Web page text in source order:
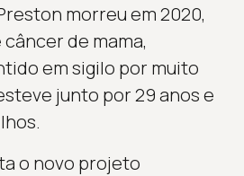
morreu em 2020,
de mama,
em sigilo por muito
junto por 29 anos e
o novo projeto